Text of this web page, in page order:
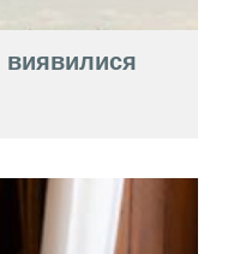
виявилися